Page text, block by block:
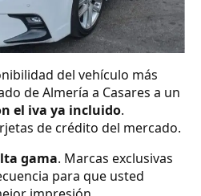
del vehículo más
de Almería a Casares a un
el iva ya incluido.
de crédito del mercado.
gama. Marcas exclusivas
para que usted